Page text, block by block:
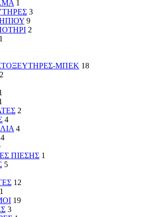
1
3
9
2
1
ΜΠΕΚ 18
2
2
4
4
4
ΠΙΕΣΗΣ 1
5
12
1
19
3